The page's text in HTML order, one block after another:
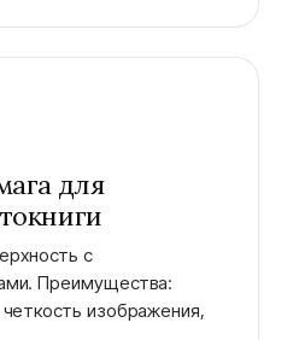
для
с
Преимущества:
изображения,